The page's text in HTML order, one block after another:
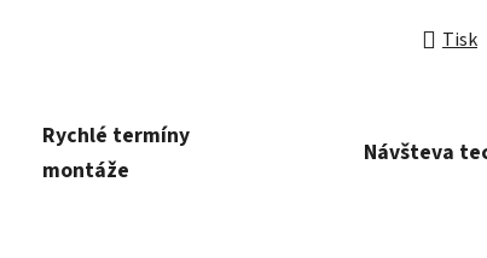
Tisk
Rychlé termíny
montáže
Návšteva